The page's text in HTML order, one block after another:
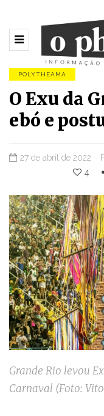
POLYTHEAMA
O Exu da
ebó e
27 de abril de 2022
4
Grande Rio levou
Carnaval (Foto: